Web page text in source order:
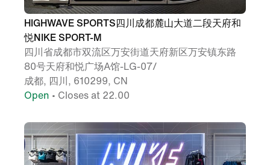
HIGHWAVE SPORTS四川成都麓山大道二段天府和
悦NIKE SPORT-M
四川省成都市双流区万安街道天府新区万安镇东路
80号天府和悦广场A馆-LG-07/
成都, 四川, 610299, CN
Open • Closes at 22.00